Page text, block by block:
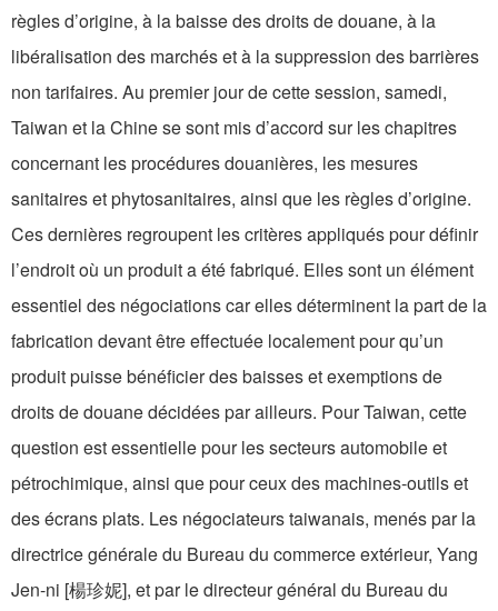
règles d’origine, à la baisse des droits de douane, à la
libéralisation des marchés et à la suppression des barrières
non tarifaires. Au premier jour de cette session, samedi,
Taiwan et la Chine se sont mis d’accord sur les chapitres
concernant les procédures douanières, les mesures
sanitaires et phytosanitaires, ainsi que les règles d’origine.
Ces dernières regroupent les critères appliqués pour définir
l’endroit où un produit a été fabriqué. Elles sont un élément
essentiel des négociations car elles déterminent la part de la
fabrication devant être effectuée localement pour qu’un
produit puisse bénéficier des baisses et exemptions de
droits de douane décidées par ailleurs. Pour Taiwan, cette
question est essentielle pour les secteurs automobile et
pétrochimique, ainsi que pour ceux des machines-outils et
des écrans plats. Les négociateurs taiwanais, menés par la
directrice générale du Bureau du commerce extérieur, Yang
Jen-ni [楊珍妮], et par le directeur général du Bureau du